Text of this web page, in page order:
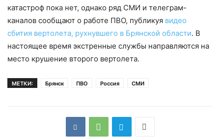
катастроф пока нет, однако ряд СМИ и телеграм-
каналов сообщают о работе ПВО, публикуя видео
сбития вертолета, рухнувшего в Брянской области. В
настоящее время экстренные службы направляются на
место крушение второго вертолета.
МЕТКИ: Брянск ПВО Россия СМИ